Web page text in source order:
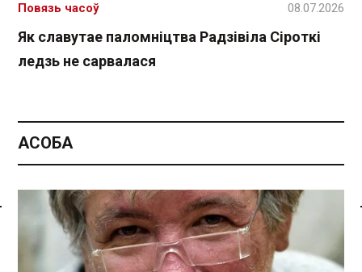
Спасылка без VPN
Як славутае паломніцтва Радзівіла Сіроткі
ледзь не сарвалася
Повязь часоў 08.07.2026
АСОБА